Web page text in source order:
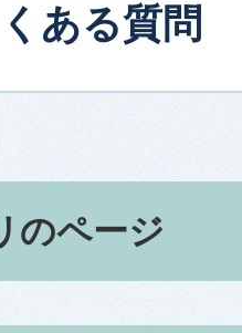
ある質問
のページ